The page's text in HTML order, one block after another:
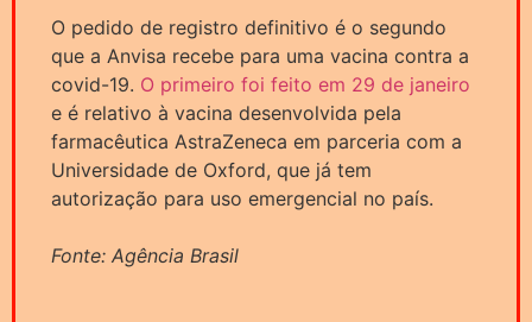
O pedido de registro definitivo é o segundo
que a Anvisa recebe para uma vacina contra a
covid-19. O primeiro foi feito em 29 de janeiro
e é relativo à vacina desenvolvida pela
farmacêutica AstraZeneca em parceria com a
Universidade de Oxford, que já tem
autorização para uso emergencial no país.
Fonte: Agência Brasil